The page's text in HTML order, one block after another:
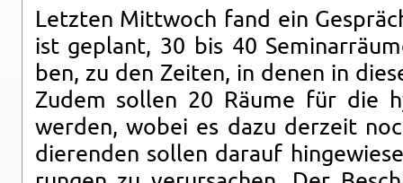
Letz­ten Mitt­woch fand ein
ist ge­plant, 30 bis 40
ben, zu den Zei­ten, in denen in
Zudem sol­len 20 Räume für die
wer­den, wobei es dazu der­zeit
die­ren­den sol­len dar­auf